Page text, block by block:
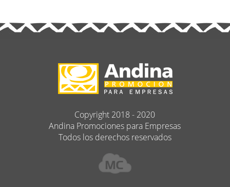
Copyright 2018 - 2020
Andina Promociones para Empresas
Todos los derechos reservados